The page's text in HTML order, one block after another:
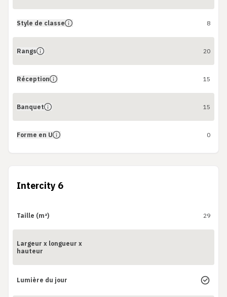
Style de classe 8
Rangs 20
Réception 15
Banquet 15
Forme en U 0
Intercity 6
Taille (m²) 29
Largeur x longueur x
hauteur
Lumière du jour